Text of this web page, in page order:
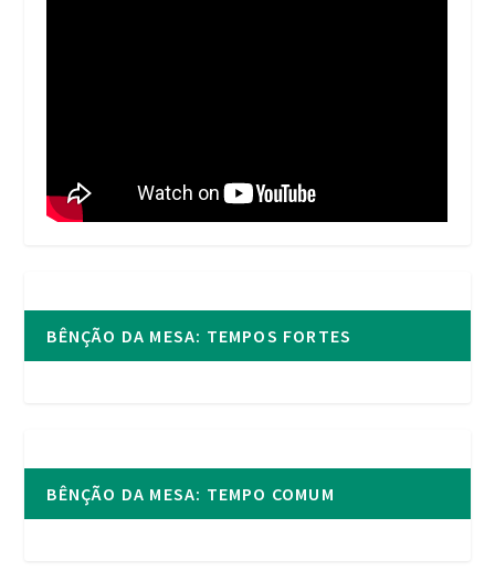
BÊNÇÃO DA MESA: TEMPOS FORTES
BÊNÇÃO DA MESA: TEMPO COMUM